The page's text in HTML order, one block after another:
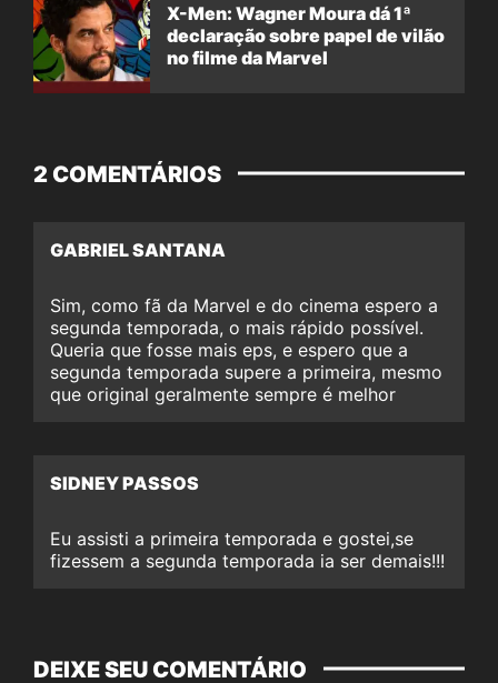
X-Men: Wagner Moura dá 1ª
declaração sobre papel de vilão
no filme da Marvel
2 COMENTÁRIOS
GABRIEL SANTANA
Sim, como fã da Marvel e do cinema espero a
segunda temporada, o mais rápido possível.
Queria que fosse mais eps, e espero que a
segunda temporada supere a primeira, mesmo
que original geralmente sempre é melhor
SIDNEY PASSOS
Eu assisti a primeira temporada e gostei,se
fizessem a segunda temporada ia ser demais!!!
DEIXE SEU COMENTÁRIO